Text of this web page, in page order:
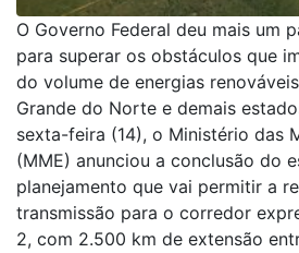
O Governo Federal deu mais um
para superar os obstáculos que
do volume de energias
Grande do Norte e demais
sexta-feira (14), o Ministério das
(MME) anunciou a conclusão do
planejamento que vai permitir a
transmissão para o corredor
2, com 2.500 km de extensão